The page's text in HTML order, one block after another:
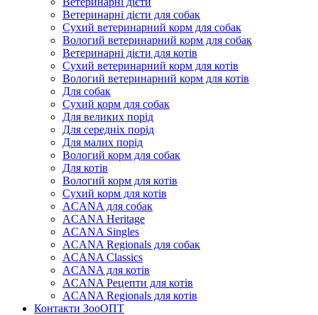
Ветеринарні дієти для собак
Сухий ветеринарний корм для собак
Вологий ветеринарний корм для собак
Ветеринарні дієти для котів
Сухий ветеринарний корм для котів
Вологий ветеринарний корм для котів
Для собак
Сухий корм для собак
Для великих порід
Для середніх порід
Для малих порід
Вологий корм для собак
Для котів
Вологий корм для котів
Сухий корм для котів
ACANA для собак
ACANA Heritage
ACANA Singles
ACANA Regionals для собак
ACANA Classics
ACANA для котів
ACANA Рецепти для котів
ACANA Regionals для котів
Контакти ЗооОПТ